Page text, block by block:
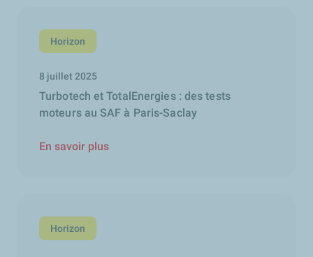
Horizon
8 juillet 2025
Turbotech et TotalEnergies : des tests
moteurs au SAF à Paris-Saclay
En savoir plus
Horizon